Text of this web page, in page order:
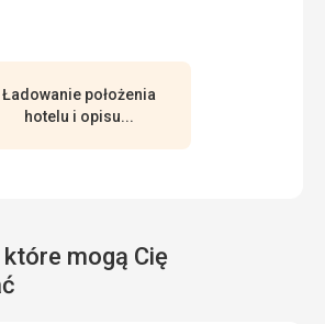
Ładowanie położenia
hotelu i opisu...
mogą Cię